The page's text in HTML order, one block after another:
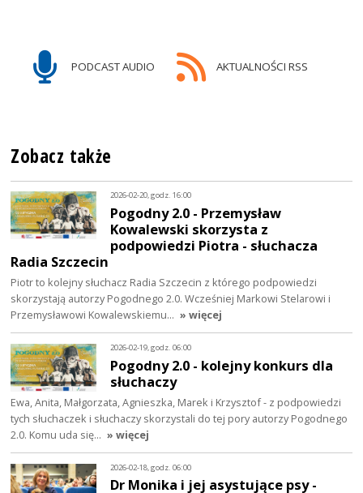
PODCAST AUDIO AKTUALNOŚCI RSS
Zobacz także
2026-02-20, godz. 16:00
Pogodny 2.0 - Przemysław
Kowalewski skorzysta z
podpowiedzi Piotra - słuchacza
Radia Szczecin
Piotr to kolejny słuchacz Radia Szczecin z którego podpowiedzi
skorzystają autorzy Pogodnego 2.0. Wcześniej Markowi Stelarowi i
Przemysławowi Kowalewskiemu… » więcej
2026-02-19, godz. 06:00
Pogodny 2.0 - kolejny konkurs dla
słuchaczy
Ewa, Anita, Małgorzata, Agnieszka, Marek i Krzysztof - z podpowiedzi
tych słuchaczek i słuchaczy skorzystali do tej pory autorzy Pogodnego
2.0. Komu uda się… » więcej
2026-02-18, godz. 06:00
Dr Monika i jej asystujące psy -